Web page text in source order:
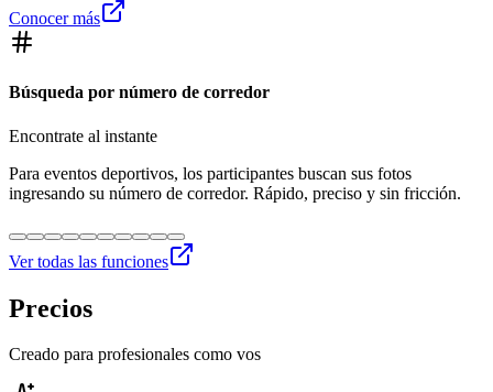
Conocer más
Búsqueda por número de corredor
Encontrate al instante
Para eventos deportivos, los participantes buscan sus fotos
ingresando su número de corredor. Rápido, preciso y sin fricción.
Ver todas las funciones
Precios
Creado para profesionales como vos